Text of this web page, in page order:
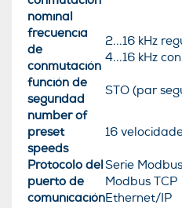
nominal
frecuencia
de
conmutación
2...16 kHz
4...16 kHz con
función de
seguridad
STO (par
number of
preset
speeds
16
Protocolo del
puerto de
comunicación
Serie Modbus
Modbus TCP
Ethernet/IP